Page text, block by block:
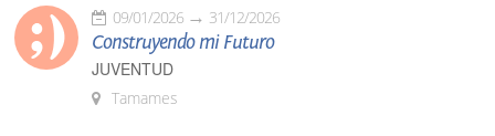
09/01/2026 31/12/2026
Construyendo mi Futuro
JUVENTUD
Tamames